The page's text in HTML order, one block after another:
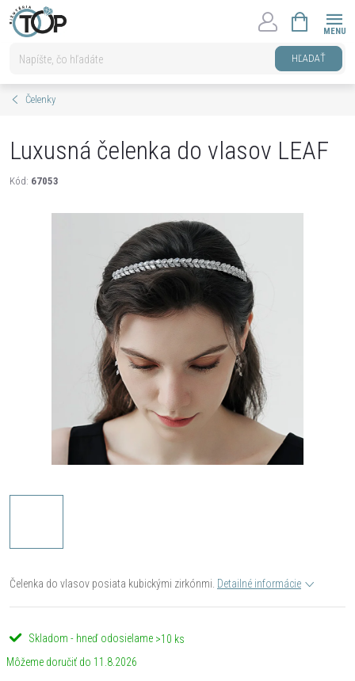
Prejsť
na
HĽADAŤ
KOŠÍK
Čelenky
Luxusná čelenka do vlasov LEAF
Kód: 67053
Čelenka do vlasov posiata kubickými zirkónmi. Detailné informácie
Skladom - hneď odosielame >10 ks
11.8.2026